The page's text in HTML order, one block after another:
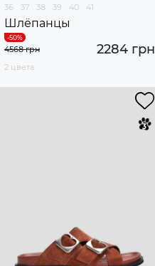
36 37 38 39 40 41
Шлёпанцы
2284 грн
4568 грн
2 цвета